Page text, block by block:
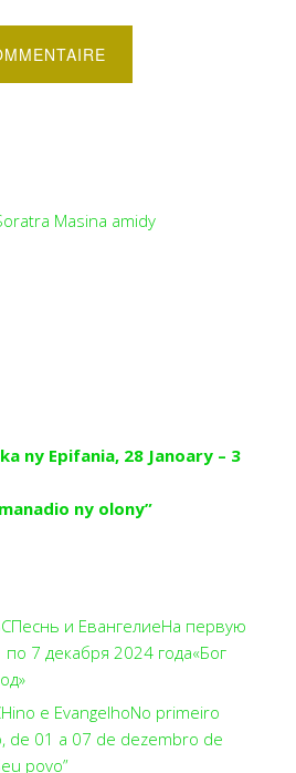
Masina amidy
ny Epifania, 28 Janoary – 3
ny olony”
и ЕвангелиеНа первую
7 декабря 2024 года«Бог
e EvangelhoNo primeiro
de 01 a 07 de dezembro de
povo”